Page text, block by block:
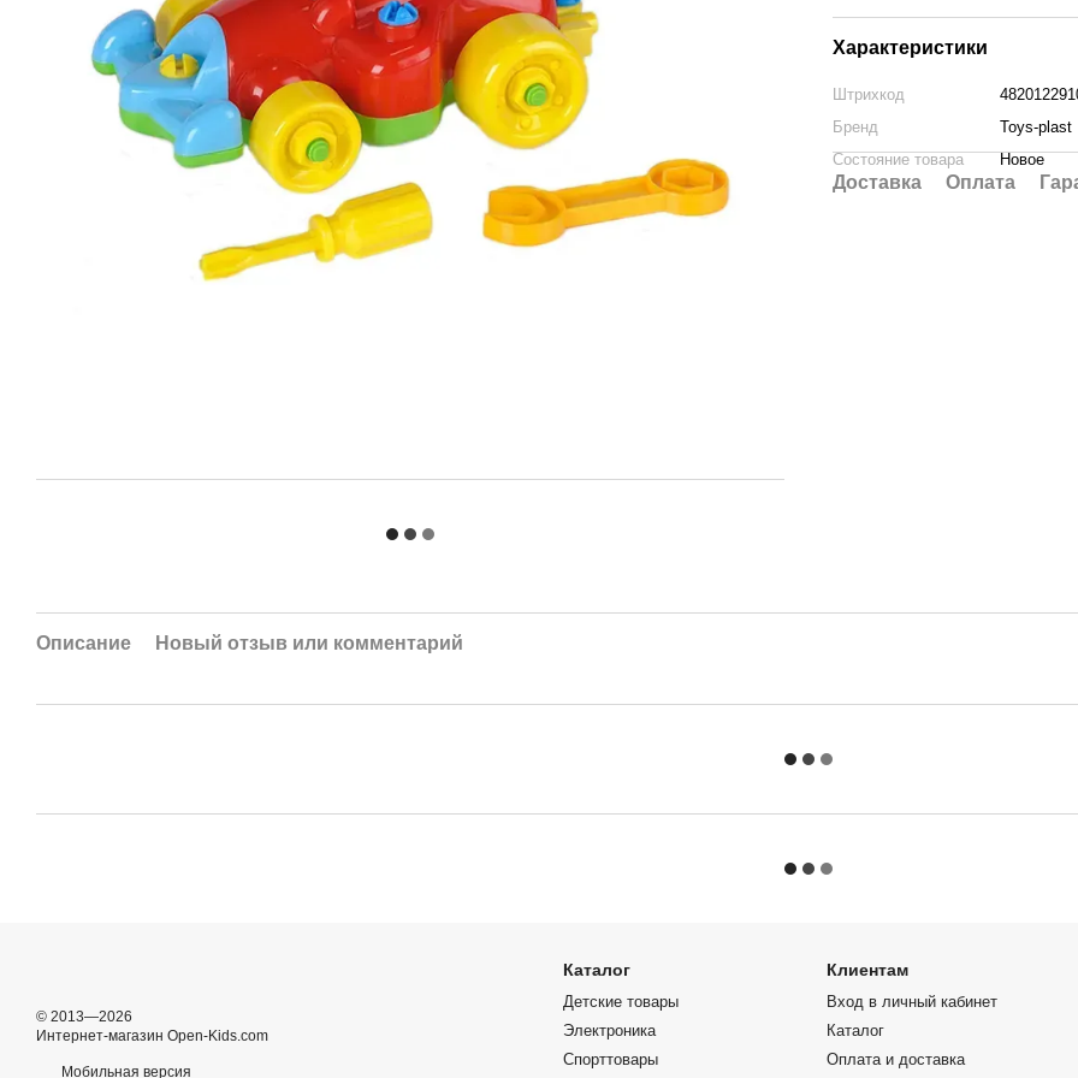
Характеристики
Штрихкод
Бренд
Toys-plast
Состояние товара
Новое
Доставка Оплата
Описание Новый отзыв или комментарий
© 2013—2026
Интернет-магазин Open-Kids.com
Мобильная версия
Каталог
Детские товары
Электроника
Спорттовары
Клиентам
Вход в личный кабинет
Каталог
Оплата и доставка